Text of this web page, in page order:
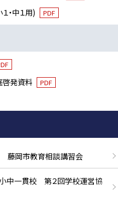
・中１用) PDF
啓発資料 PDF
） 藤岡市教育相談講習会
小中一貫校 第２回学校運営協